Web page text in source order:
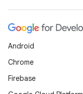
Android
Chrome
Firebase